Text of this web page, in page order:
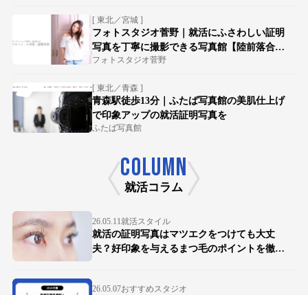
[ 東北／宮城 ]
フォトスタジオ菅野｜就活にふさわしい証明
写真を丁寧に撮影できる写真館【陸前落合駅
徒歩15分】
フォトスタジオ菅野
[ 東北／青森 ]
青森駅徒歩13分｜ふたば写真館の美肌仕上げ
で印象アップの就活証明写真を
ふたば写真館
COLUMN
就活コラム
26.05.11就活スタイル
就活の証明写真はマツエクをつけても大丈
夫？好印象を与えるまつ毛のポイントを徹底
26.05.07おすすめスタジオ